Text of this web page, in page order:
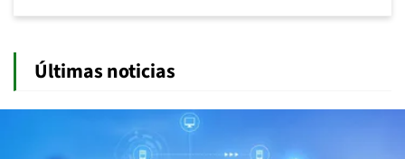
Últimas noticias